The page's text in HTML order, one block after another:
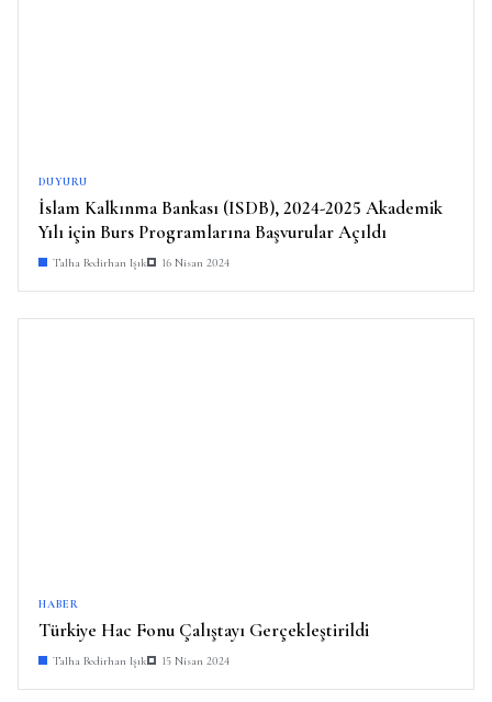
DUYURU
İslam Kalkınma Bankası (ISDB), 2024-2025 Akademik
Yılı için Burs Programlarına Başvurular Açıldı
Talha Bedirhan Işık 16 Nisan 2024
HABER
Türkiye Hac Fonu Çalıştayı Gerçekleştirildi
Talha Bedirhan Işık 15 Nisan 2024